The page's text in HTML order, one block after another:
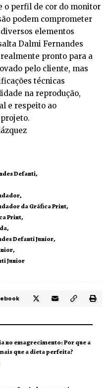
o perfil de cor do monitor
podem comprometer
elementos
Dalmi Fernandes
pronto para a
pelo cliente, mas
técnicas
na reprodução,
e respeito ao
Defanti
da Gráfica Print
Print
Defanti Junior
Junior
no emagrecimento: Por que a
que a dieta perfeita?